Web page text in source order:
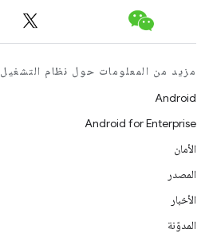
مزيد من المعلومات حول نظام التشغيل ANDROID
Android
Android for Enterprise
الأمان
المصدر
الأخبار
المدوّنة